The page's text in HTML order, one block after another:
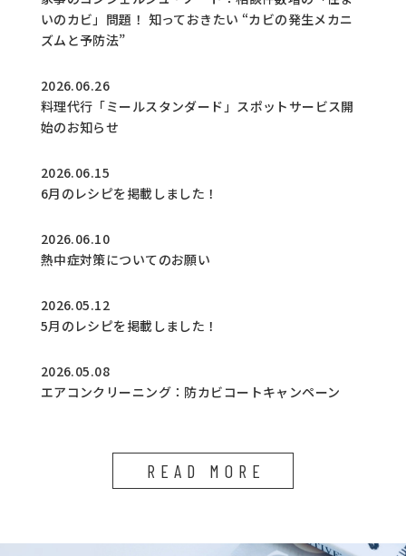
いのカビ」問題！ 知っておきたい “カビの発生メカニ
ズムと予防法”
2026.06.26
料理代行「ミールスタンダード」スポットサービス開
始のお知らせ
2026.06.15
6月のレシピを掲載しました！
2026.06.10
熱中症対策についてのお願い
2026.05.12
5月のレシピを掲載しました！
2026.05.08
エアコンクリーニング：防カビコートキャンペーン
READ MORE